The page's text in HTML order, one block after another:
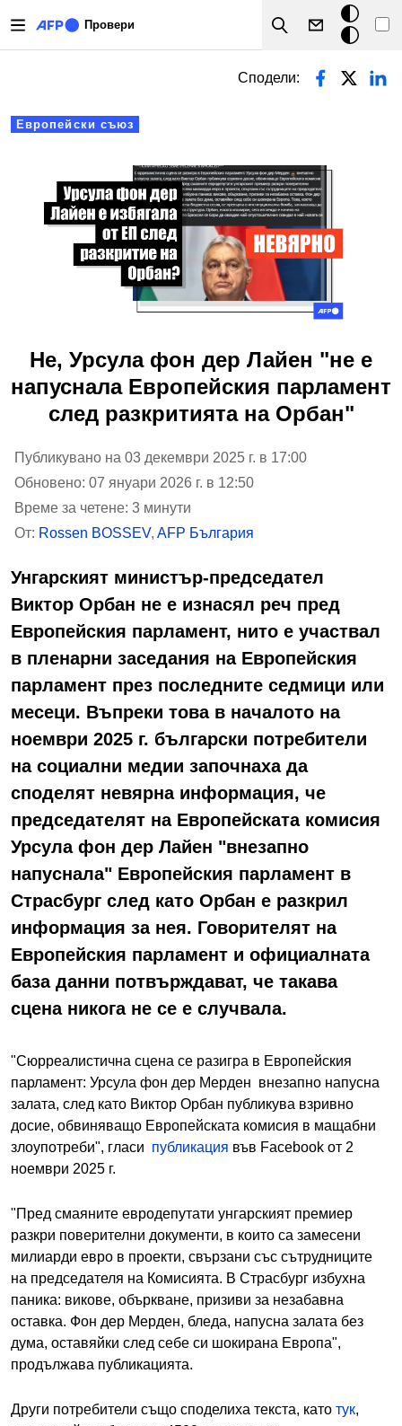
Провери
Search
Тъмен
режим
Primary tabs
Европейски съюз
Сподели:
Не, Урсула фон дер Лайен "не е
напуснала Европейския парламент
след разкритията на Орбан"
Публикувано на 03 декември 2025 г. в 17:00
Обновено: 07 януари 2026 г. в 12:50
Време за четене: 3 минути
От: Rossen BOSSEV, AFP България
Унгарският министър-председател
Виктор Орбан не е изнасял реч пред
Европейския парламент, нито е участвал
в пленарни заседания на Европейския
парламент през последните седмици или
месеци. Въпреки това в началото на
ноември 2025 г. български потребители
на социални медии започнаха да
споделят невярна информация, че
председателят на Европейската комисия
Урсула фон дер Лайен "внезапно
напуснала" Европейския парламент в
Страсбург след като Орбан е разкрил
информация за нея. Говорителят на
Европейския парламент и официалната
база данни потвърждават, че такава
сцена никога не се е случвала.
"Сюрреалистична сцена се разигра в Европейския
парламент: Урсула фон дер Мерден внезапно напусна
залата, след като Виктор Орбан публикува взривно
досие, обвиняващо Европейската комисия в мащабни
злоупотреби", гласи публикация във Facebook от 2
ноември 2025 г.
"Пред смаяните евродепутати унгарският премиер
разкри поверителни документи, в които са замесени
милиарди евро в проекти, свързани със сътрудниците
на председателя на Комисията. В Страсбург избухна
паника: викове, объркване, призиви за незабавна
оставка. Фон дер Мерден, бледа, напусна залата без
дума, оставяйки след себе си шокирана Европа",
продължава публикацията.
Други потребители също споделиха текста, като тук,